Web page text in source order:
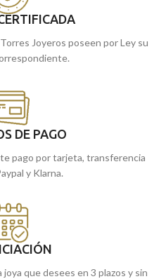
Joyeros poseen por Ley su
DE PAGO
pago por tarjeta, transferencia
y Klarna.
que desees en 3 plazos y sin